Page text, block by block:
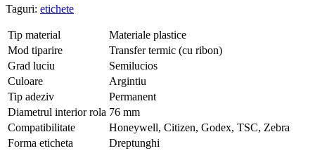
Taguri: etichete
Tip material
Materiale plastice
Mod tiparire
Transfer termic (cu ribon)
Grad luciu
Semilucios
Culoare
Argintiu
Tip adeziv
Permanent
Diametrul interior rola 76 mm
Compatibilitate
Honeywell, Citizen, Godex, TSC, Zebra
Forma eticheta
Dreptunghi